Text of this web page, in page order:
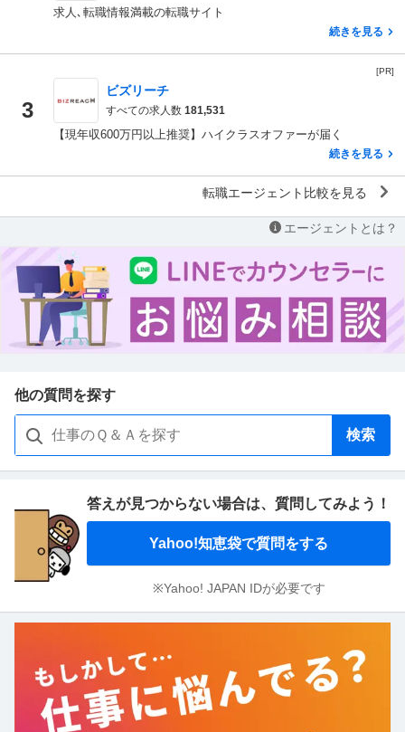
求人､転職情報満載の転職サイト
続きを見る
[PR]
3
ビズリーチ
すべての求人数 181,531
【現年収600万円以上推奨】ハイクラスオファーが届く
続きを見る
転職エージェント比較を見る
エージェントとは？
他の質問を探す
検索
答えが見つからない場合は、 質問してみよう！
Yahoo!知恵袋で質問をする
※Yahoo! JAPAN IDが必要です